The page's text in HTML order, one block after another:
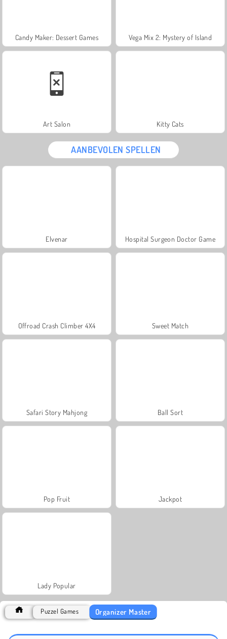
Candy Maker: Dessert Games Vega Mix 2: Mystery of Island
Art Salon Kitty Cats
AANBEVOLEN SPELLEN
Elvenar Hospital Surgeon Doctor Game
Offroad Crash Climber 4X4 Sweet Match
Safari Story Mahjong Ball Sort
Pop Fruit Jackpot
Lady Popular
Puzzel Games Organizer Master